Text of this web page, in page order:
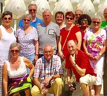
Rad erkunden?